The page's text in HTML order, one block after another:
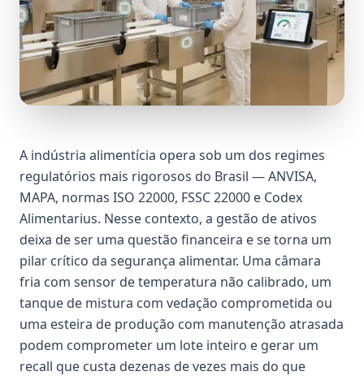
A indústria alimentícia opera sob um dos regimes
regulatórios mais rigorosos do Brasil — ANVISA,
MAPA, normas ISO 22000, FSSC 22000 e Codex
Alimentarius. Nesse contexto, a gestão de ativos
deixa de ser uma questão financeira e se torna um
pilar crítico da segurança alimentar. Uma câmara
fria com sensor de temperatura não calibrado, um
tanque de mistura com vedação comprometida ou
uma esteira de produção com manutenção atrasada
podem comprometer um lote inteiro e gerar um
recall que custa dezenas de vezes mais do que